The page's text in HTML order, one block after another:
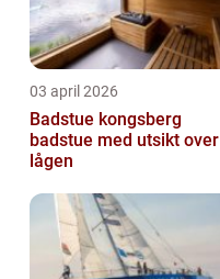
03 april 2026
Badstue kongsberg
badstue med utsikt over
lågen